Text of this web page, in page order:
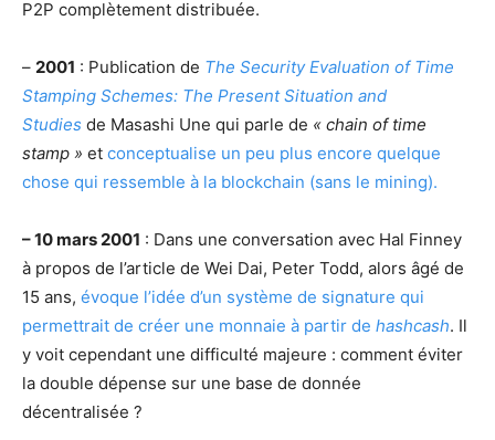
P2P complètement distribuée.
– 2001 : Publication de The Security Evaluation of Time
Stamping Schemes: The Present Situation and
Studies de Masashi Une qui parle de « chain of time
stamp » et conceptualise un peu plus encore quelque
chose qui ressemble à la blockchain (sans le mining).
– 10 mars 2001 : Dans une conversation avec Hal Finney
à propos de l’article de Wei Dai, Peter Todd, alors âgé de
15 ans, évoque l’idée d’un système de signature qui
permettrait de créer une monnaie à partir de hashcash. Il
y voit cependant une difficulté majeure : comment éviter
la double dépense sur une base de donnée
décentralisée ?